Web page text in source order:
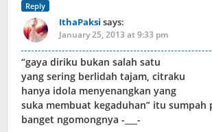
Reply
IthaPaksi says:
January 25, 2013 at 9:33 pm
“gaya diriku bukan salah satu
yang sering berlidah tajam, citraku
hanya idola menyenangkan yang
suka membuat kegaduhan” itu sumpah
banget ngomongnya -___-